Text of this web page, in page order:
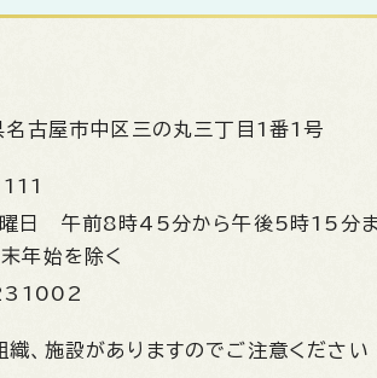
名古屋市中区三の丸三丁目1番1号
曜日 午前8時45分から午後5時15分
末年始を除く
、施設がありますのでご注意ください